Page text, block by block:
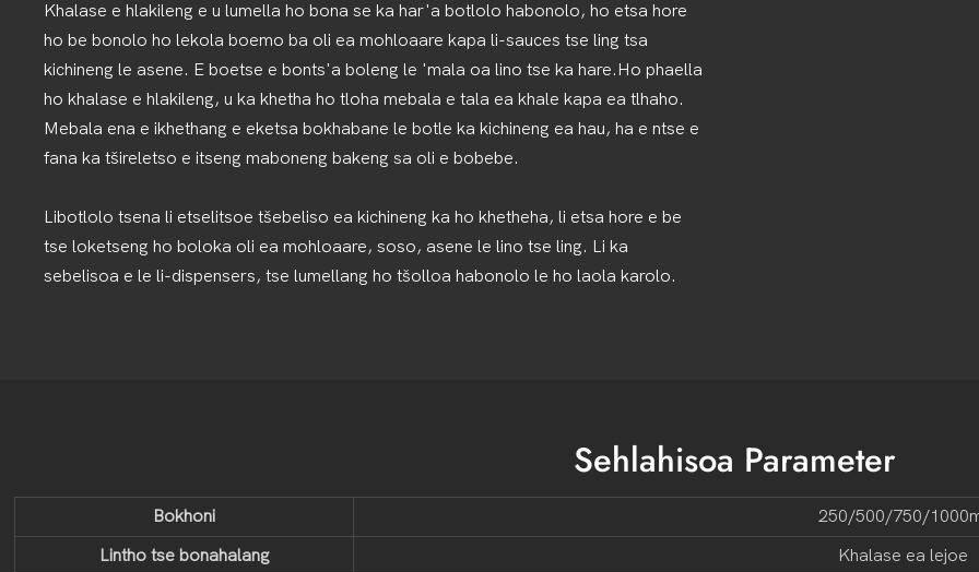
Khalase e hlakileng e u lumella ho bona se ka har'a botlolo habonolo, ho etsa hore
ho be bonolo ho lekola boemo ba oli ea mohloaare kapa li-sauces tse ling tsa
kichineng le asene. E boetse e bonts'a boleng le 'mala oa lino tse ka hare.Ho phaella
ho khalase e hlakileng, u ka khetha ho tloha mebala e tala ea khale kapa ea tlhaho.
Mebala ena e ikhethang e eketsa bokhabane le botle ka kichineng ea hau, ha e ntse e
fana ka tšireletso e itseng maboneng bakeng sa oli e bobebe.
Libotlolo tsena li etselitsoe tšebeliso ea kichineng ka ho khetheha, li etsa hore e be
tse loketseng ho boloka oli ea mohloaare, soso, asene le lino tse ling. Li ka
sebelisoa e le li-dispensers, tse lumellang ho tšolloa habonolo le ho laola karolo.
Sehlahisoa Parameter
Bokhoni
250/500/750/
Lintho tse bonahalang
Khalase ea lejoe